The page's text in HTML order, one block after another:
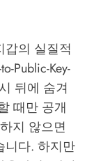
갑의 실질적
Public-Key-
뒤에 숨겨
때만 공개
지 않으면
니다. 하지만